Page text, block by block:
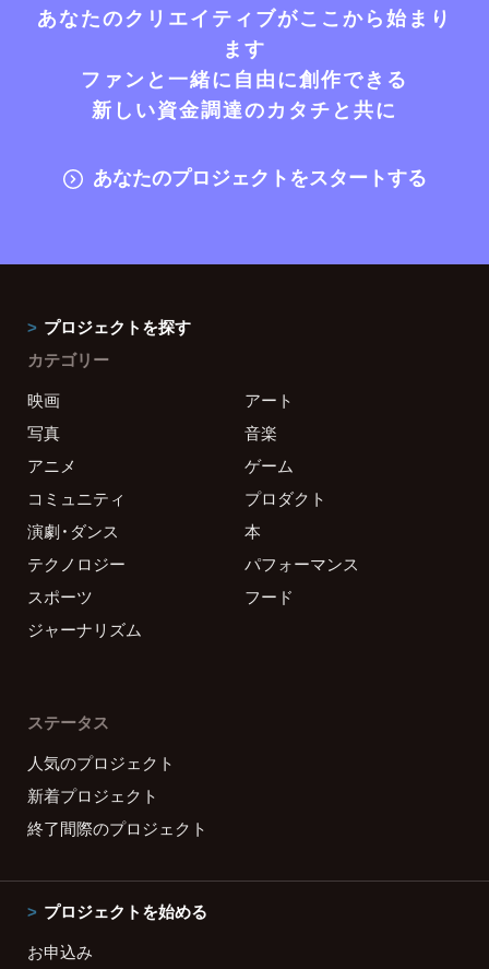
あなたのクリエイティブがここから始まり
ます
ファンと一緒に自由に創作できる
新しい資金調達のカタチと共に
あなたのプロジェクトをスタートする
プロジェクトを探す
カテゴリー
映画
アート
写真
音楽
アニメ
ゲーム
コミュニティ
プロダクト
演劇・ダンス
本
テクノロジー
パフォーマンス
スポーツ
フード
ジャーナリズム
ステータス
人気のプロジェクト
新着プロジェクト
終了間際のプロジェクト
プロジェクトを始める
お申込み